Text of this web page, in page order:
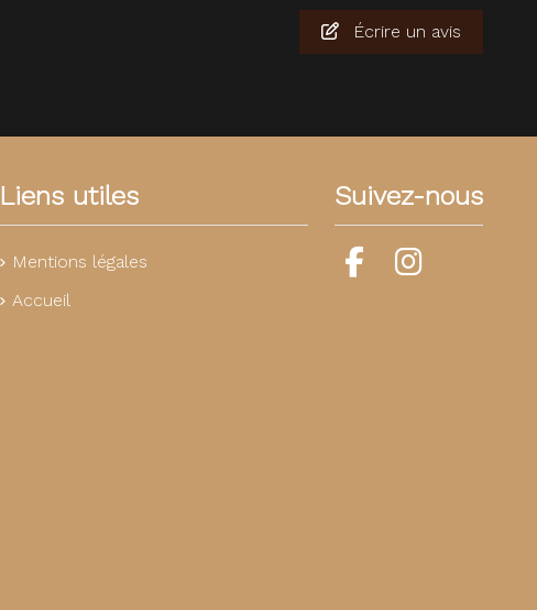
Écrire un avis
Liens utiles
Mentions légales
Accueil
Suivez-nous